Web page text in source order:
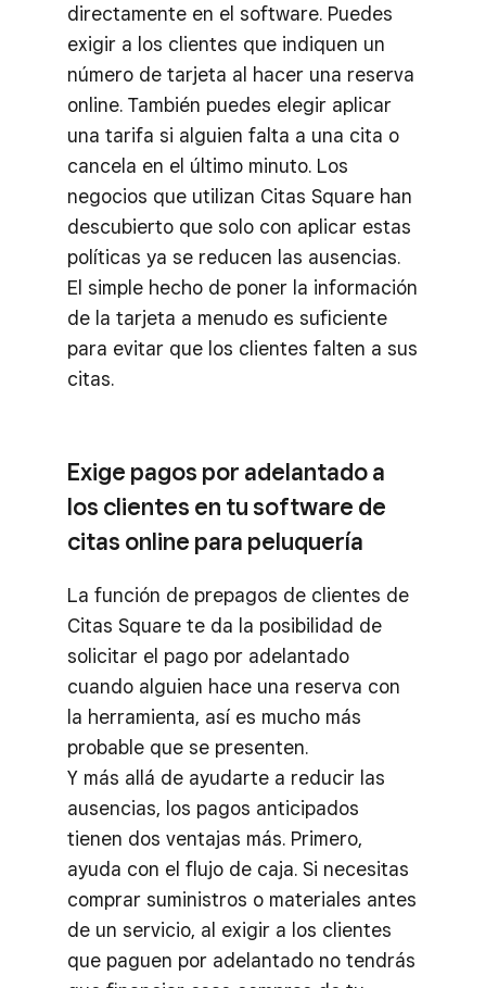
directamente en el software. Puedes
exigir a los clientes que indiquen un
número de tarjeta al hacer una reserva
online. También puedes elegir aplicar
una tarifa si alguien falta a una cita o
cancela en el último minuto. Los
negocios que utilizan Citas Square han
descubierto que solo con aplicar estas
políticas ya se reducen las ausencias.
El simple hecho de poner la información
de la tarjeta a menudo es suficiente
para evitar que los clientes falten a sus
citas.
Exige pagos por adelantado a
los clientes en tu software de
citas online para peluquería
La función de prepagos de clientes de
Citas Square te da la posibilidad de
solicitar el pago por adelantado
cuando alguien hace una reserva con
la herramienta, así es mucho más
probable que se presenten.
Y más allá de ayudarte a reducir las
ausencias, los pagos anticipados
tienen dos ventajas más. Primero,
ayuda con el flujo de caja. Si necesitas
comprar suministros o materiales antes
de un servicio, al exigir a los clientes
que paguen por adelantado no tendrás